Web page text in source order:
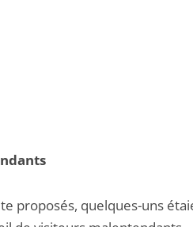
proposés, quelques-uns